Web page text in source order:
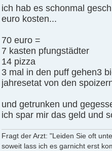
ich hab es schonmal
euro kosten...
70 euro =
7 kasten pfungstädter
14 pizza
3 mal in den puff gehen3
jahresetat von den
und getrunken und
ich spar mir das geld und
Fragt der Arzt: "Leiden Sie oft
soweit lass ich es garnicht erst